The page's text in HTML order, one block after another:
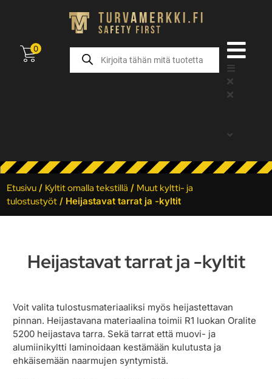
0
Etusivu / Kyltit omalla tekstillä / Muut kyltti- ja
tulostustyöt / Heijastavat tarrat ja -kyltit
Heijastavat tarrat ja -kyltit
Voit valita tulostusmateriaaliksi myös heijastettavan
pinnan. Heijastavana materiaalina toimii R1 luokan Oralite
5200 heijastava tarra. Sekä tarrat että muovi- ja
alumiinikyltti laminoidaan kestämään kulutusta ja
ehkäisemään naarmujen syntymistä.